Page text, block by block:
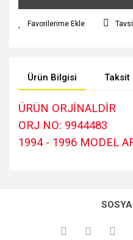
Ürün Bilgisi Taksit
ÜRÜN ORJİNALDİR
ORJ NO: 9944483
1994 - 1996 MODEL
kullanarak tarafımıza
Görüş ve önerileriniz için